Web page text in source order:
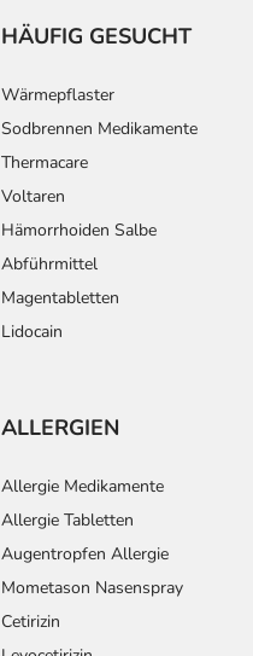
HÄUFIG GESUCHT
Wärmepflaster
Sodbrennen Medikamente
Thermacare
Voltaren
Hämorrhoiden Salbe
Abführmittel
Magentabletten
Lidocain
ALLERGIEN
Allergie Medikamente
Allergie Tabletten
Augentropfen Allergie
Mometason Nasenspray
Cetirizin